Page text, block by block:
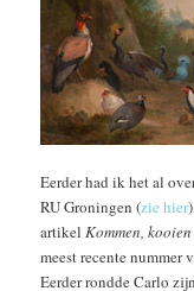
Eerder had ik het al
RU Groningen (zie hier
artikelKommen,
meest recente nummer
Eerder rondde Carlo